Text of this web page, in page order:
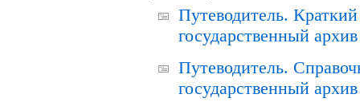
Путеводитель.
государственный
Путеводитель.
государственный